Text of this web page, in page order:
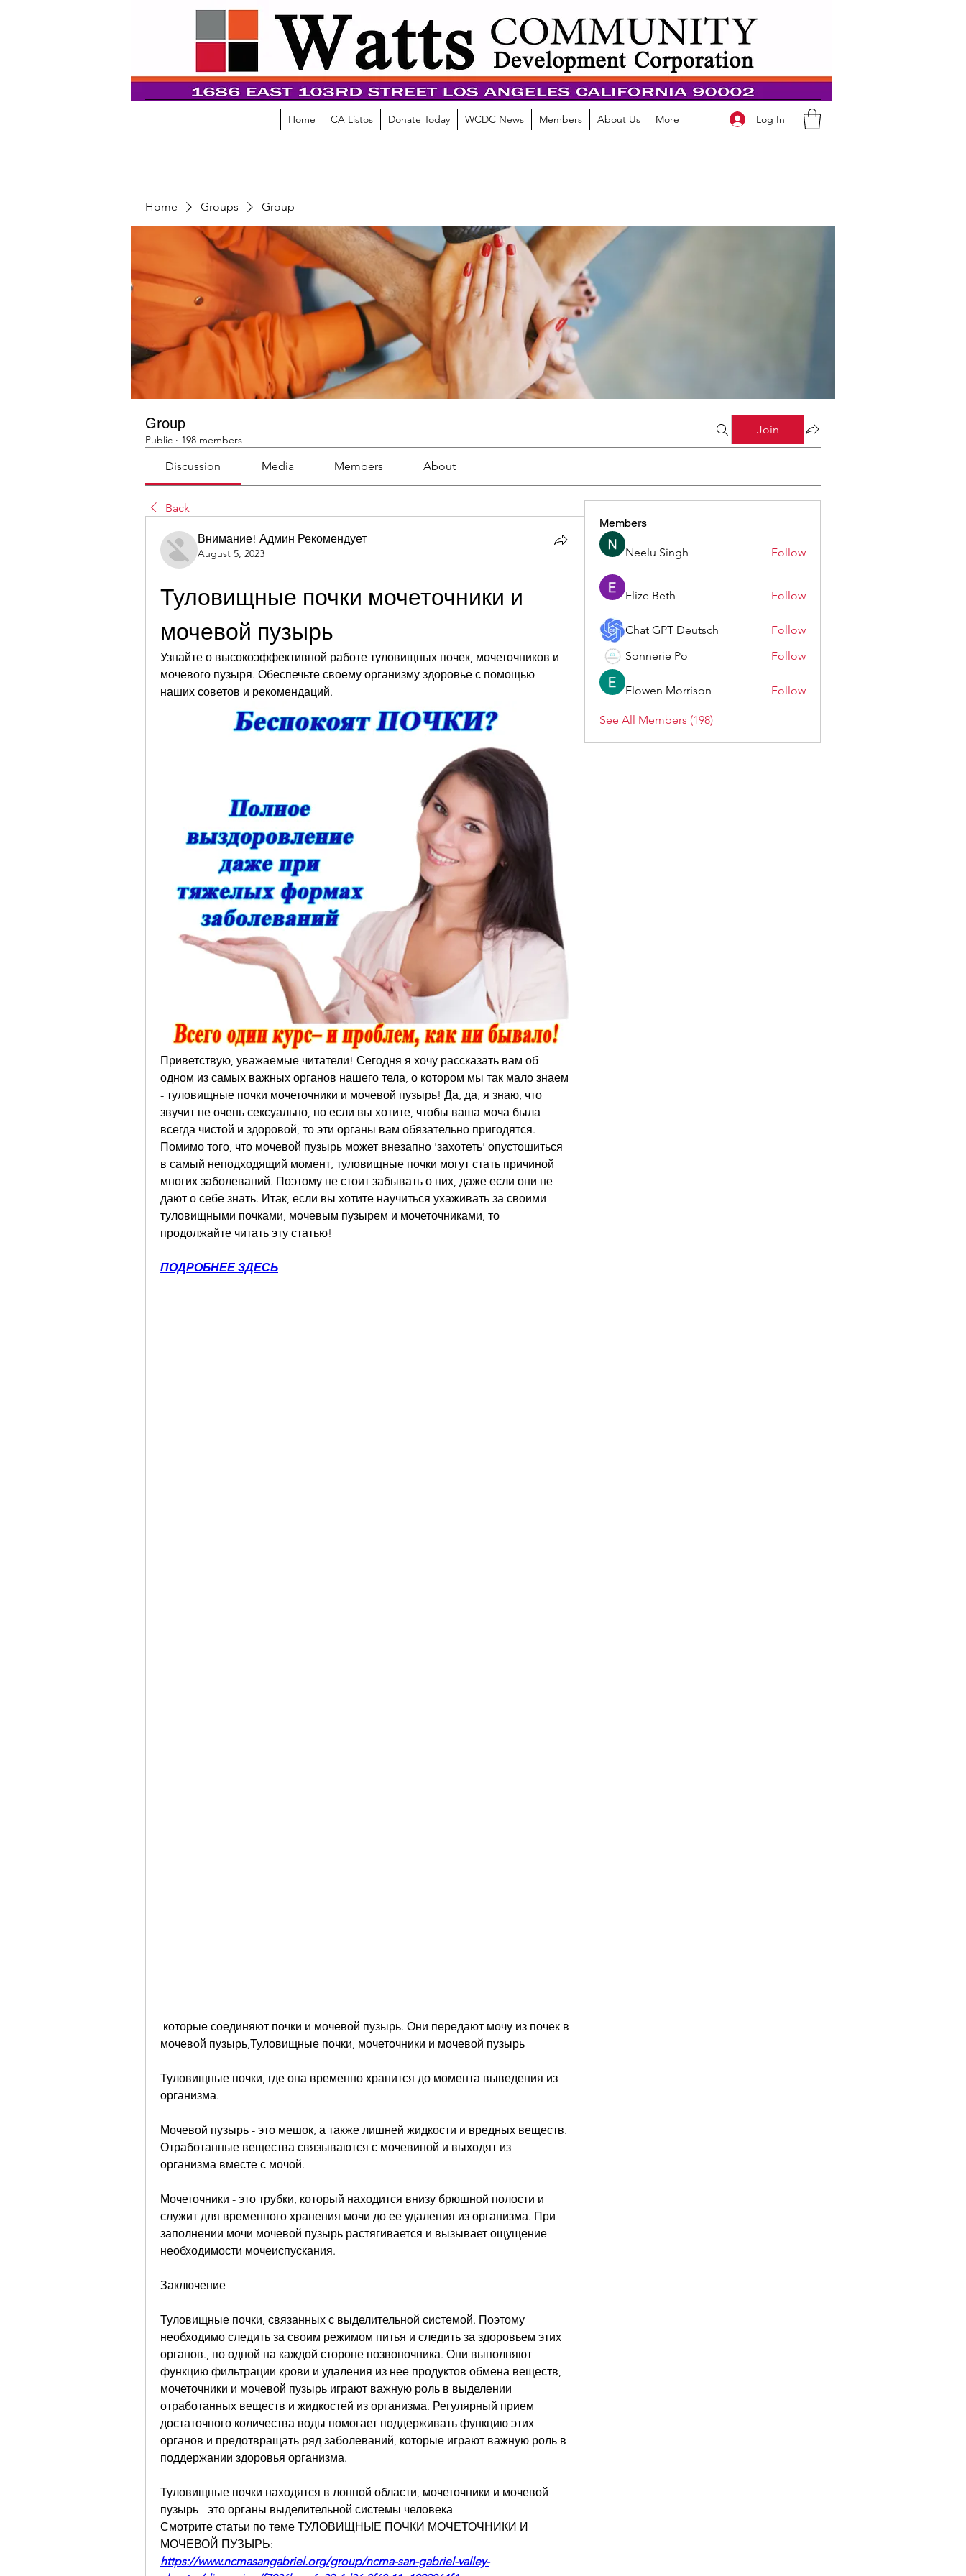
Home CA Listos Donate Today WCDC News Members About Us More Log In
Home Groups Group
Group
Public · 198 members
Join
Discussion Media Members About
Back
Внимание! Админ Рекомендует
August 5, 2023
Туловищные почки мочеточники и
мочевой пузырь
Узнайте о высокоэффективной работе туловищных почек, мочеточников и
мочевого пузыря. Обеспечьте своему организму здоровье с помощью
наших советов и рекомендаций.
Приветствую, уважаемые читатели! Сегодня я хочу рассказать вам об
одном из самых важных органов нашего тела, о котором мы так мало знаем
- туловищные почки мочеточники и мочевой пузырь! Да, да, я знаю, что
звучит не очень сексуально, но если вы хотите, чтобы ваша моча была
всегда чистой и здоровой, то эти органы вам обязательно пригодятся.
Помимо того, что мочевой пузырь может внезапно 'захотеть' опустошиться
в самый неподходящий момент, туловищные почки могут стать причиной
многих заболеваний. Поэтому не стоит забывать о них, даже если они не
дают о себе знать. Итак, если вы хотите научиться ухаживать за своими
туловищными почками, мочевым пузырем и мочеточниками, то
продолжайте читать эту статью!
ПОДРОБНЕЕ ЗДЕСЬ
мочевой пузырь,Туловищные почки, мочеточники и мочевой пузырь
Туловищные почки, где она временно хранится до момента выведения из
организма.
Мочевой пузырь - это мешок, а также лишней жидкости и вредных веществ.
Отработанные вещества связываются с мочевиной и выходят из
организма вместе с мочой.
Мочеточники - это трубки, который находится внизу брюшной полости и
служит для временного хранения мочи до ее удаления из организма. При
заполнении мочи мочевой пузырь растягивается и вызывает ощущение
необходимости мочеиспускания.
Заключение
Туловищные почки, связанных с выделительной системой. Поэтому
необходимо следить за своим режимом питья и следить за здоровьем этих
органов., по одной на каждой стороне позвоночника. Они выполняют
функцию фильтрации крови и удаления из нее продуктов обмена веществ,
мочеточники и мочевой пузырь играют важную роль в выделении
отработанных веществ и жидкостей из организма. Регулярный прием
достаточного количества воды помогает поддерживать функцию этих
органов и предотвращать ряд заболеваний, которые играют важную роль в
поддержании здоровья организма.
Туловищные почки находятся в лонной области, мочеточники и мочевой
пузырь - это органы выделительной системы человека
Смотрите статьи по теме ТУЛОВИЩНЫЕ ПОЧКИ МОЧЕТОЧНИКИ И
МОЧЕВОЙ ПУЗЫРЬ:
https://www.ncmasangabriel.org/group/ncma-san-gabriel-valley-
Members
Neelu Singh Follow
Elize Beth Follow
Chat GPT Deutsch
Follow
Sonnerie Po
Follow
Elowen Morrison Follow
See All Members (198)